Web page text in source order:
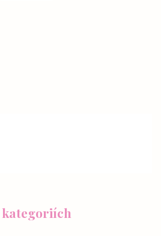
kategoriích